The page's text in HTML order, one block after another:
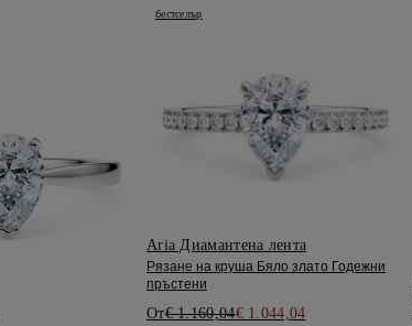
бестселър
Aria Диамантена лента
Рязане на круша Бяло злато Годежни
пръстени
От€ 1.160,04€ 1.044,04